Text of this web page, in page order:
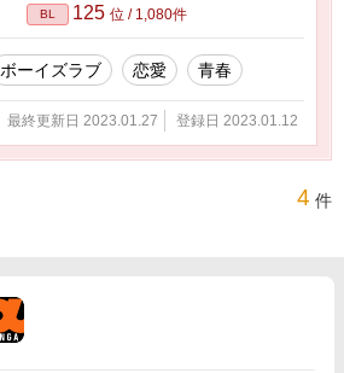
BL 125 位 / 1,080件
ボーイズラブ 恋愛 青春
最終更新日 2023.01.27 登録日 2023.01.12
4 件